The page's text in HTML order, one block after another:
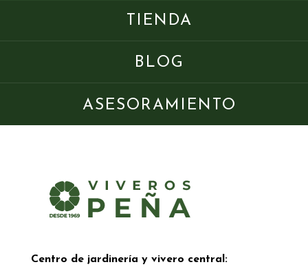
TIENDA
BLOG
ASESORAMIENTO
Centro de jardinería y vivero central: